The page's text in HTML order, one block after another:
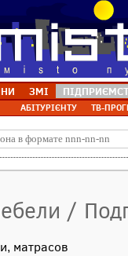
ЗМІ
АБІТУРІЄНТУ ТВ-
/
матрасов